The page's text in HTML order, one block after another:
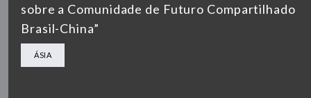
sobre a Comunidade de Futuro Compartilhado
Brasil-China”
ÁSIA